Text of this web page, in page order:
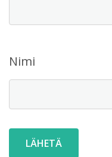
Nimi